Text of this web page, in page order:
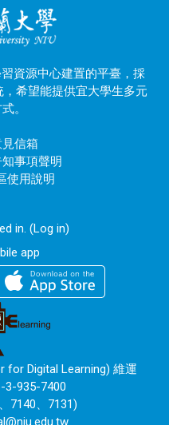
資源中心建置的平臺，採
希望能提供宜大學生多元
。
信箱
事項聲明
使用說明
in. (Log in)
app
for Digital Learning) 維運
3-935-7400
7140、7131)